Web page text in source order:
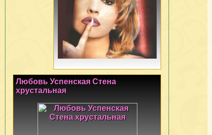
Любовь Успенская Стена
хрустальная